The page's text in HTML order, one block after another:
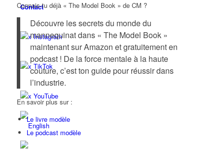
Contact
x Instagram
x TikTok
x YouTube
Connais-tu déjà « The Model Book » de CM ?
Découvre les secrets du monde du
mannequinat dans « The Model Book »
maintenant sur Amazon et gratuitement en
podcast ! De la force mentale à la haute
couture, c’est ton guide pour réussir dans
l’industrie.
En savoir plus sur :
Le livre modèle
Le podcast modèle